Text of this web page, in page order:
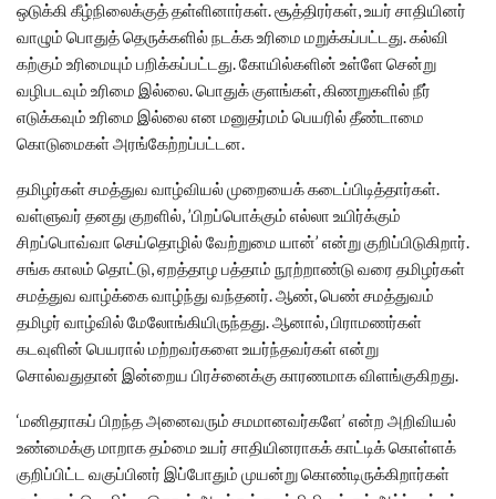
ஒடுக்கி கீழ்நிலைக்குத் தள்ளினார்கள். சூத்திரர்கள், உயர் சாதியினர்
வாழும் பொதுத் தெருக்களில் நடக்க உரிமை மறுக்கப்பட்டது. கல்வி
கற்கும் உரிமையும் பறிக்கப்பட்டது. கோயில்களின் உள்ளே சென்று
வழிபடவும் உரிமை இல்லை. பொதுக் குளங்கள், கிணறுகளில் நீர்
எடுக்கவும் உரிமை இல்லை என மனுதர்மம் பெயரில் தீண்டாமை
கொடுமைகள் அரங்கேற்றப்பட்டன.
தமிழர்கள் சமத்துவ வாழ்வியல் முறையைக் கடைப்பிடித்தார்கள்.
வள்ளுவர் தனது குறளில், ’பிறப்பொக்கும் எல்லா உயிர்க்கும்
சிறப்பொவ்வா செய்தொழில் வேற்றுமை யான்’ என்று குறிப்பிடுகிறார்.
சங்க காலம் தொட்டு, ஏறத்தாழ பத்தாம் நூற்றாண்டு வரை தமிழர்கள்
சமத்துவ வாழ்க்கை வாழ்ந்து வந்தனர். ஆண், பெண் சமத்துவம்
தமிழர் வாழ்வில் மேலோங்கியிருந்தது. ஆனால், பிராமணர்கள்
கடவுளின் பெயரால் மற்றவர்களை உயர்ந்தவர்கள் என்று
சொல்வதுதான் இன்றைய பிரச்னைக்கு காரணமாக விளங்குகிறது.
‘மனிதராகப் பிறந்த அனைவரும் சமமானவர்களே’ என்ற அறிவியல்
உண்மைக்கு மாறாக தம்மை உயர் சாதியினராகக் காட்டிக் கொள்ளக்
குறிப்பிட்ட வகுப்பினர் இப்போதும் முயன்று கொண்டிருக்கிறார்கள்